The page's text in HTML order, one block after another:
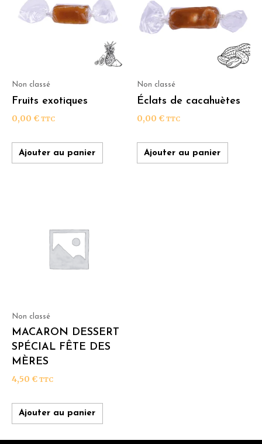
Non classé
Fruits exotiques
0,00 € TTC
Ajouter au panier
Non classé
Éclats de cacahuètes
0,00 € TTC
Ajouter au panier
Non classé
MACARON DESSERT
SPÉCIAL FÊTE DES
MÈRES
4,50 € TTC
Ajouter au panier